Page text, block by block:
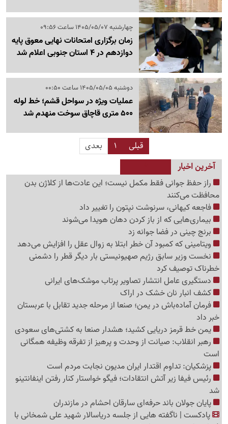
چهارشنبه 1405/05/07 ساعت 09:56
زمان برگزاری امتحانات نهایی معوق پایه
دوازدهم در 4 استان جنوبی اعلام شد
دوشنبه 1405/05/05 ساعت 00:50
عملیات ویژه در سواحل قشم؛ خط لوله
500 متری قاچاق سوخت منهدم شد
قبلی 1
بعدی
آخرین اخبار
راز حفظ جوانی فقط مکمل نیست؛ این عادت‌ها از کلاژن بدن
محافظت می‌کنند
فاجعه کیهانی، سرنوشت نپتون را تغییر داد
بیماری‌هایی که از باز کردن دهان هویدا می‌شوند
برنج چینی در فضا جوانه زد
ویتامینی که کمبود آن خطر ابتلا به زوال عقل را افزایش می‌دهد
نخست وزیر سابق رژیم صهیونیستی بار دیگر قطر را دشمنی
خطرناک توصیف کرد
دستگیری عامل انتشار تصاویر پرتاب موشک‌های ایرانی
کشف انبار نان خشک در اراک
فرمان آماده‌باش در یمن؛ صنعا از مرحله جدید تقابل با عربستان
خبر داد
یمن خط قرمز دریایی کشید؛ هشدار صنعا به کشتی‌های سعودی
رهبر انقلاب: صیانت از وحدت و پرهیز از تفرقه وظیفه همگانی
است
پزشکیان: تداوم اقتدار ایران مدیون نجابت مردم است
رئیس فیفا زیر آتش انتقادات؛ فیگو خواستار کنار رفتن اینفانتینو
شد
پایان جولان باند حرفه‌ای سارقان احشام در مازندران
پادکست | ناگفته هایی از جلسه دریاسالار شهید علی شمخانی با